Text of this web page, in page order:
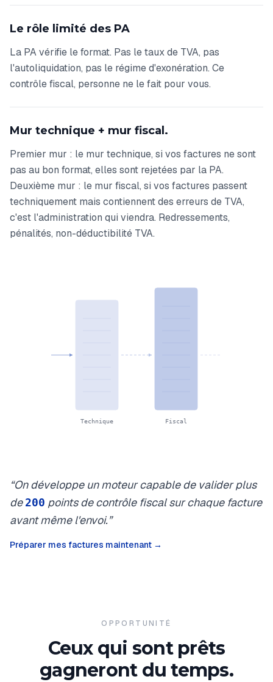
Le rôle limité des PA
La PA vérifie le format. Pas le taux de TVA, pas
l'autoliquidation, pas le régime d'exonération. Ce
contrôle fiscal, personne ne le fait pour vous.
Mur technique + mur fiscal.
Premier mur : le mur technique, si vos factures ne sont
pas au bon format, elles sont rejetées par la PA.
Deuxième mur : le mur fiscal, si vos factures passent
techniquement mais contiennent des erreurs de TVA,
c'est l'administration qui viendra. Redressements,
pénalités, non-déductibilité TVA.
Technique Fiscal
“On développe un moteur capable de valider plus
de200 points de contrôle fiscal sur chaque facture
avant même l'envoi.”
Préparer mes factures maintenant →
OPPORTUNITÉ
Ceux qui sont prêts
gagneront du temps.